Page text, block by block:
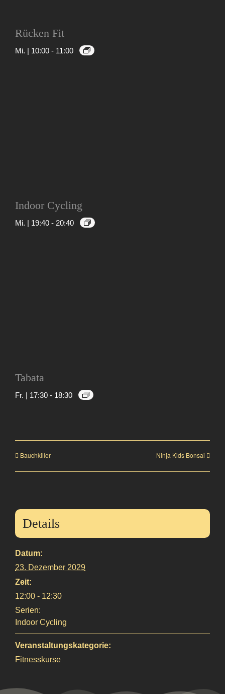
Rücken Fit
Mi. | 10:00 - 11:00
Indoor Cycling
Mi. | 19:40 - 20:40
Tabata
Fr. | 17:30 - 18:30
Bauchkiller Ninja Kids Bonsai
Details
Datum:
23. Dezember 2029
Zeit:
12:00 - 12:30
Serien:
Indoor Cycling
Veranstaltungskategorie:
Fitnesskurse